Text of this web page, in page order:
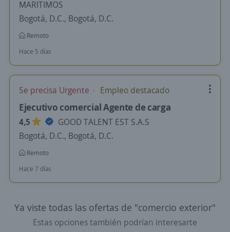
MARITIMOS
Bogotá, D.C., Bogotá, D.C.
Remoto
Hace 5 días
Se precisa Urgente Empleo destacado
Ejecutivo comercial Agente de carga
4,5
GOOD TALENT EST S.A.S
Bogotá, D.C., Bogotá, D.C.
Remoto
Hace 7 días
Ya viste todas las ofertas de "comercio exterior"
Estas opciones también podrían interesarte